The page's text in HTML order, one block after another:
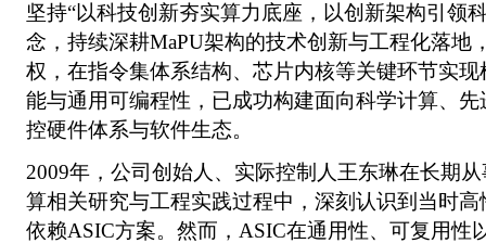
坚持“以科技创新夯实算力底座，以创新架构引领
念，持续深耕MaPU架构的技术创新与工程化落地
权，在指令集体系结构、芯片内核等关键环节实
能与通用可编程性，已成功构建面向科学计算、
控硬件体系与软件生态。
2009年，公司创始人、实际控制人王东琳在长期
算相关研究与工程实践过程中，深刻认识到当时
依赖ASIC方案。然而，ASIC在通用性、可复用性